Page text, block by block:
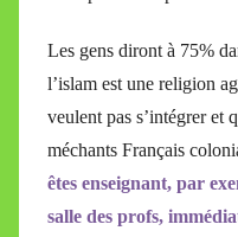
Les gens diront à 75%
l’islam est une religion
veulent pas s’intégrer et
méchants Français
êtes enseignant, par
salle des profs,